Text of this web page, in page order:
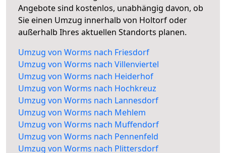
Angebote sind kostenlos, unabhängig davon, ob
Sie einen Umzug innerhalb von Holtorf oder
außerhalb Ihres aktuellen Standorts planen.
Umzug von Worms nach Friesdorf
Umzug von Worms nach Villenviertel
Umzug von Worms nach Heiderhof
Umzug von Worms nach Hochkreuz
Umzug von Worms nach Lannesdorf
Umzug von Worms nach Mehlem
Umzug von Worms nach Muffendorf
Umzug von Worms nach Pennenfeld
Umzug von Worms nach Plittersdorf